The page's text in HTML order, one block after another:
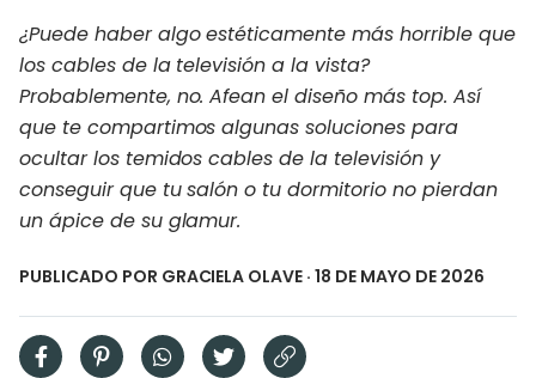
¿Puede haber algo estéticamente más horrible que
los cables de la televisión a la vista?
Probablemente, no. Afean el diseño más top. Así
que te compartimos algunas soluciones para
ocultar los temidos cables de la televisión y
conseguir que tu salón o tu dormitorio no pierdan
un ápice de su glamur.
PUBLICADO POR GRACIELA OLAVE · 18 DE MAYO DE 2026